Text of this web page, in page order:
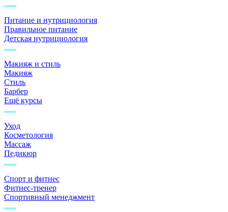
Питание и нутрициология
Правильное питание
Детская нутрициология
Макияж и стиль
Макияж
Стиль
Барбер
Ещё курсы
Уход
Косметология
Массаж
Педикюр
Спорт и фитнес
Фитнес-тренер
Спортивный менеджмент